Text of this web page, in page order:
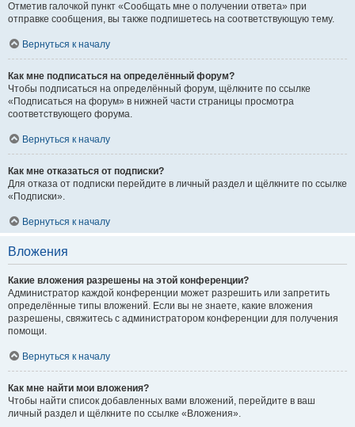
Отметив галочкой пункт «Сообщать мне о получении ответа» при
отправке сообщения, вы также подпишетесь на соответствующую тему.
Вернуться к началу
Как мне подписаться на определённый форум?
Чтобы подписаться на определённый форум, щёлкните по ссылке
«Подписаться на форум» в нижней части страницы просмотра
соответствующего форума.
Вернуться к началу
Как мне отказаться от подписки?
Для отказа от подписки перейдите в личный раздел и щёлкните по ссылке
«Подписки».
Вернуться к началу
Вложения
Какие вложения разрешены на этой конференции?
Администратор каждой конференции может разрешить или запретить
определённые типы вложений. Если вы не знаете, какие вложения
разрешены, свяжитесь с администратором конференции для получения
помощи.
Вернуться к началу
Как мне найти мои вложения?
Чтобы найти список добавленных вами вложений, перейдите в ваш
личный раздел и щёлкните по ссылке «Вложения».